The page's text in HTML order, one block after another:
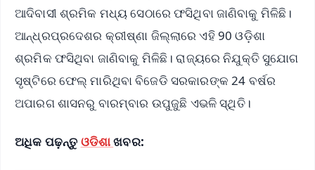
ଆଦିବାସୀ ଶ୍ରମିକ ମଧ୍ୟ ସେଠାରେ ଫସିଥିବା ଜାଣିବାକୁ ମିଳିଛି।
ଆନ୍ଧ୍ରପ୍ରଦେଶର କ୍ରୀଷ୍ଣା ଜିଲ୍ଲାରେ ଏହି 90 ଓଡ଼ିଶା
ଶ୍ରମିକ ଫସିଥିବା ଜାଣିବାକୁ ମିଳିଛି। ରାଜ୍ୟରେ ନିଯୁକ୍ତି ସୁଯୋଗ
ସୃଷ୍ଟିରେ ଫେଲ୍ ମାରିଥିବା ବିଜେଡି ସରକାରଙ୍କ 24 ବର୍ଷର
ଅପାରଗ ଶାସନରୁ ବାରମ୍ବାର ଉପୁଜୁଛି ଏଭଳି ସ୍ଥିତି।
ଅଧିକ ପଢ଼ନ୍ତୁ ଓଡିଶାଖବର: